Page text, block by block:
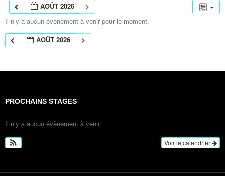
AOÛT 2026
Il n’y a aucun évènement à venir pour le moment.
AOÛT 2026
PROCHAINS STAGES
Il n’y a aucun évènement à venir.
Voir le calendrier